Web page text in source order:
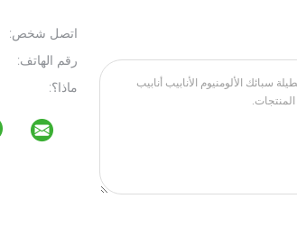
اتصل شخص:
رقم الهاتف:
ماذا؟: